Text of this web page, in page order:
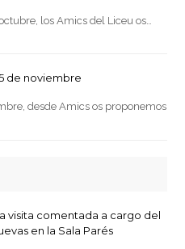
los Amics del Liceu os…
de noviembre
desde Amics os proponemos
visita comentada a cargo del
en la Sala Parés